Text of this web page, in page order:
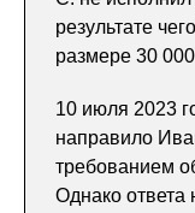
результате
размере 30
10 июля 2023
направило
требованием
Однако ответа